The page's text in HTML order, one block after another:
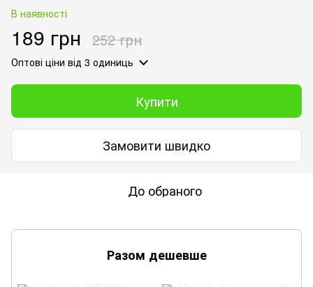
В наявності
189 грн 252 грн
Оптові ціни від 3 одиниць
Купити
Замовити швидко
До обраного
Разом дешевше